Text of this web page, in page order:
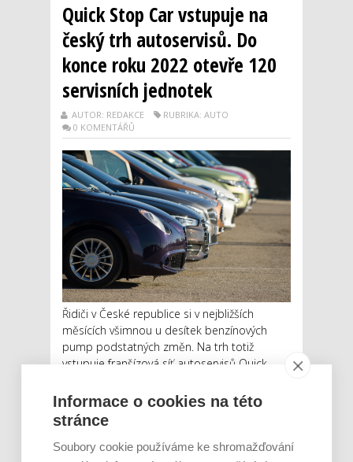
Quick Stop Car vstupuje na
český trh autoservisů. Do
konce roku 2022 otevře 120
servisních jednotek
AUTOR: REDAKCE
RUBRIKA: AUTO
0 KOMENTÁŘŮ
Řidiči v České republice si v nejbližších
měsících všimnou u desítek benzínových
pump podstatných změn. Na trh totiž
vstupuje franšízová síť autoservisů Quick
zprovoznit 120 servisních jednotek, které
budou instalovány v blízkosti čerpacích
stanic. V příštích d...
Číst dál
Informace o cookies na této
stránce
Soubory cookie používáme ke shromažďování